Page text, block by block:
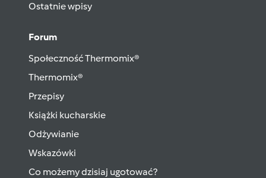
Ostatnie wpisy
Forum
Społeczność Thermomix®
Thermomix®
Przepisy
Książki kucharskie
Odżywianie
Wskazówki
Co możemy dzisiaj ugotować?